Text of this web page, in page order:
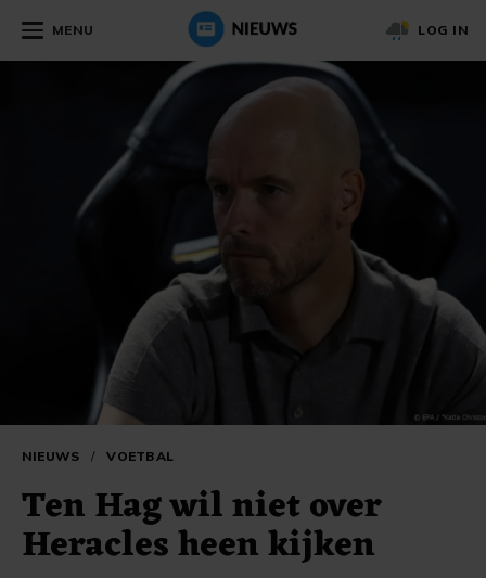
MENU LOG IN
NIEUWS / VOETBAL
Ten Hag wil niet over
Heracles heen kijken